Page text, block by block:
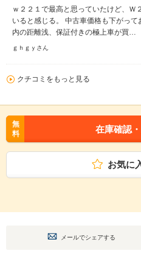
ｗ２２１で最高と思っていたけど、Ｗ
いると感じる。 中古車価格も下がっ
内の距離浅、保証付きの極上車が買…
ｇｈｇｙさん
クチコミをもっと見る
無
料
在庫確認
お気に
メールでシェアする